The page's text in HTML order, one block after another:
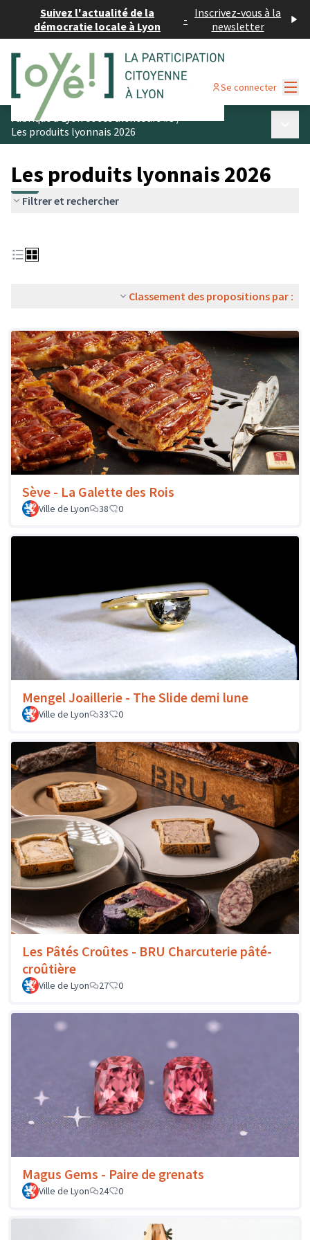
Suivez l'actualité de la
démocratie locale à Lyon
- Inscrivez-vous à la
newsletter
Se connecter
Fabriqué à Lyon et ses alentours #3/
Les produits lyonnais 2026
Les produits lyonnais 2026
Filtrer et rechercher
Classement des propositions par :
Sève - La Galette des Rois
Ville de Lyon 38 0
Mengel Joaillerie - The Slide demi lune
Ville de Lyon 33 0
Les Pâtés Croûtes - BRU Charcuterie pâté-
croûtière
Ville de Lyon 27 0
Magus Gems - Paire de grenats
Ville de Lyon 24 0